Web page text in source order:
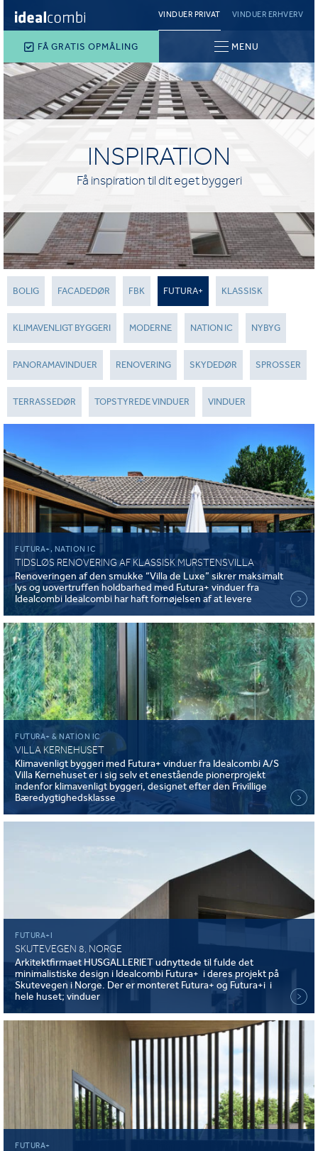
VINDUER PRIVAT VINDUER ERHVERV
FÅ GRATIS OPMÅLING MENU
INSPIRATION
Få inspiration til dit eget byggeri
BOLIG FACADEDØR FBK FUTURA+ KLASSISK
KLIMAVENLIGT BYGGERI MODERNE NATION IC NYBYG
PANORAMAVINDUER RENOVERING SKYDEDØR SPROSSER
TERRASSEDØR TOPSTYREDE VINDUER VINDUER
FUTURA+, NATION IC
TIDSLØS RENOVERING AF KLASSISK MURSTENSVILLA
Renoveringen af den smukke “Villa de Luxe” sikrer maksimalt
lys og uovertruffen holdbarhed med Futura+ vinduer fra
Idealcombi Idealcombi har haft fornøjelsen af at levere
FUTURA+ & NATION IC
VILLA KERNEHUSET
Klimavenligt byggeri med Futura+ vinduer fra Idealcombi A/S
Villa Kernehuset er i sig selv et enestående pionerprojekt
indenfor klimavenligt byggeri, designet efter den Frivillige
Bæredygtighedsklasse
FUTURA+I
SKUTEVEGEN 8, NORGE
Arkitektfirmaet HUSGALLERIET udnyttede til fulde det
minimalistiske design i Idealcombi Futura+ i deres projekt på
Skutevegen i Norge. Der er monteret Futura+ og Futura+i i
hele huset; vinduer
FUTURA+